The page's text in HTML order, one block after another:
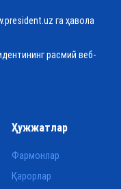
га ҳавола
расмий веб-
Ҳужжатлар
Фармонлар
Қарорлар